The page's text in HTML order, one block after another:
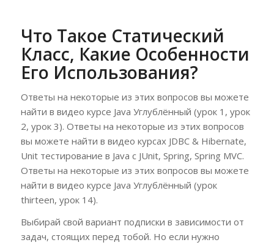
Что Такое Статический
Класс, Какие Особенности
Его Использования?
Ответы на некоторые из этих вопросов вы можете
найти в видео курсе Java Углублённый (урок 1, урок
2, урок 3). Ответы на некоторые из этих вопросов
вы можете найти в видео курсах JDBC & Hibernate,
Unit тестирование в Java с JUnit, Spring, Spring MVC.
Ответы на некоторые из этих вопросов вы можете
найти в видео курсе Java Углублённый (урок
thirteen, урок 14).
Выбирай свой вариант подписки в зависимости от
задач, стоящих перед тобой. Но если нужно